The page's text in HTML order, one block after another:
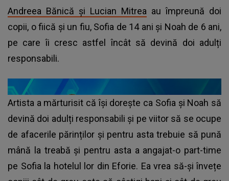
Andreea Bănică și Lucian Mitrea au împreună doi
copii, o fiică și un fiu, Sofia de 14 ani și Noah de 6 ani,
pe care îi cresc astfel încât să devină doi adulți
responsabili.
Artista a mărturisit că își dorește ca Sofia și Noah să
devină doi adulți responsabili și pe viitor să se ocupe
de afacerile părinților și pentru asta trebuie să pună
mână la treabă și pentru asta a angajat-o part-time
pe Sofia la hotelul lor din Eforie. Ea vrea să-și învețe